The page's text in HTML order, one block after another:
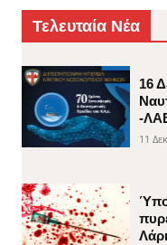
Τελευταία Νέα
16
-
11